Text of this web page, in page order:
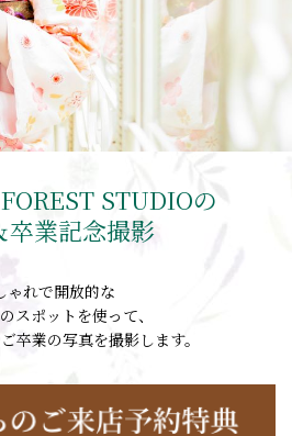
STUDIOの
卒業記念撮影
ゃれで開放的な
スポットを使って、
卒業の写真を撮影します。